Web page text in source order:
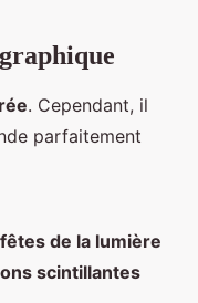
. Cependant, il
parfaitement
fêtes de la lumière
scintillantes